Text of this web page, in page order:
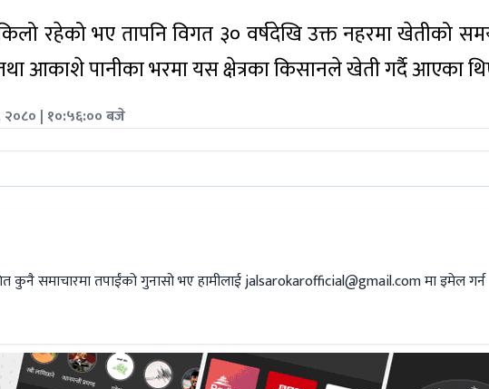
रहेको भए तापनि विगत ३० वर्षदेखि उक्त नहरमा खेतीको
आकाशे पानीका भरमा यस क्षेत्रका किसानले खेती गर्दै आएका
२०८० | १०:५६:०० बजे
कुनै समाचारमा तपाईंको गुनासो भए हामीलाईjalsarokarofficial@gmail.comमा इमेल गर्न